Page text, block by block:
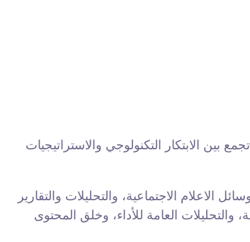
الابتكار التكنولوجي والاستراتيجيات
الاعلام الاجتماعية، والتحليلات والتقارير
والتحليلات العامة للأداء، وخلق المحتوى